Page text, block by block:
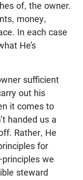
of, the owner.
money,
In each case
He’s
sufficient
out his
it comes to
handed us a
Rather, He
for
we
steward